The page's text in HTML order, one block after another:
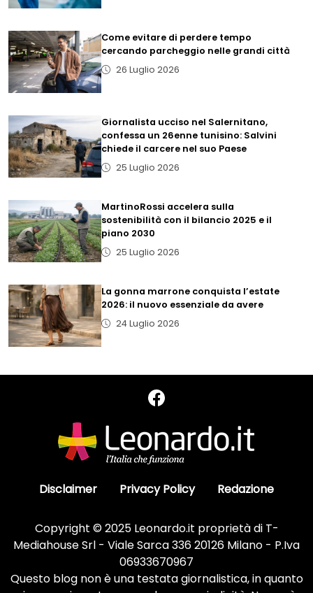
Come evitare di perdere tempo
cercando parcheggio nelle grandi città
26 Luglio 2026
Giornalista ucciso nel Salernitano,
confessa un 26enne tunisino: Salvini
chiede il carcere nel suo Paese
25 Luglio 2026
MartinoRossi accelera sulla
sostenibilità con il bilancio 2025 e il
piano 2030
25 Luglio 2026
La gonna marrone conquista l’estate
2026: il nuovo essenziale da avere
24 Luglio 2026
Disclaimer Privacy Policy Redazione
Copyright © 2025 Leonardo.it proprietà di T-
Mediahouse Srl - Viale Sarca 336 20126 Milano - P.Iva
06933670967
Questo blog non è una testata giornalistica, in quanto